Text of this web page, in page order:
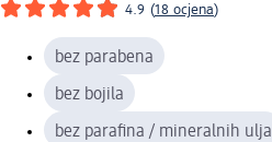
4.9 (18 ocjena)
bez parabena
bez bojila
bez parafina / mineralnih ulja